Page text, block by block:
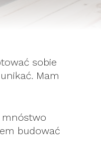
sobie
Mam
mnóstwo
budować